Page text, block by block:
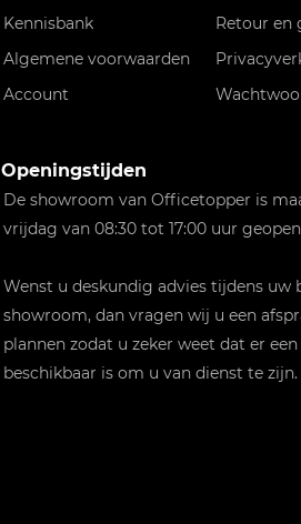
Kennisbank
Retour en
Algemene voorwaarden
Account
Openingstijden
De showroom van Officetopper is
vrijdag van 08:30 tot 17:00 uur
Wenst u deskundig advies tijdens uw
showroom, dan vragen wij u een
plannen zodat u zeker weet dat er
beschikbaar is om u van dienst te zijn.